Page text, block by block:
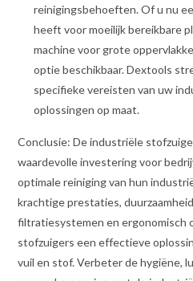
reinigingsbehoeften. Of u nu
heeft voor moeilijk bereikbare
machine voor grote
optie beschikbaar. Dextools
specifieke vereisten van uw
oplossingen op maat.
Conclusie: De industriële
waardevolle investering voor
optimale reiniging van hun
krachtige prestaties,
filtratiesystemen en ergonomisch
stofzuigers een effectieve
vuil en stof. Verbeter de hygiëne,